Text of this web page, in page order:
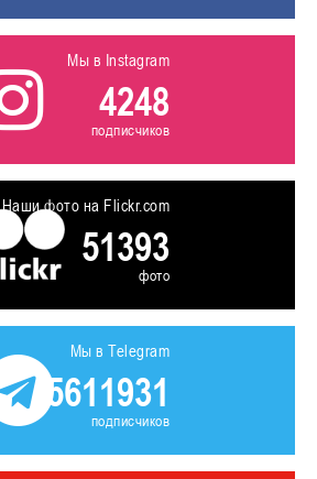
Мы в Instagram
4248
подписчиков
Наши фото на Flickr.com
51393
фото
Мы в Telegram
5611931
подписчиков